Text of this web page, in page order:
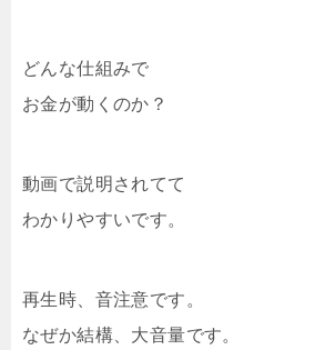
どんな仕組みで
お金が動くのか？
動画で説明されてて
わかりやすいです。
再生時、音注意です。
なぜか結構、大音量です。